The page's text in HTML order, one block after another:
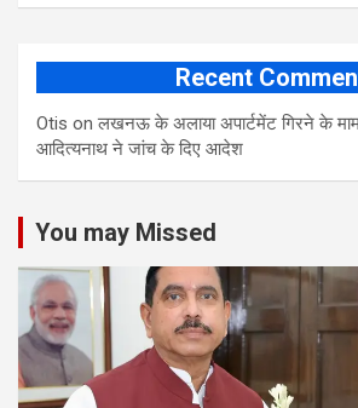
Recent
Otis onलखनऊ के अलाया अपार्टमेंट गिरने के
आद‍ित्‍यनाथ ने जांच के द‍िए आदेश
You may Missed